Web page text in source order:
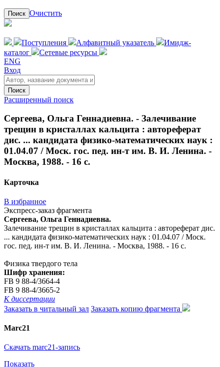
Поиск Очистить
Поступления Алфавитный указатель
Имидж-
каталог
Сетевые ресурсы
ENG
Вход
Поиск
Расширенный поиск
Сергеева, Ольга Геннадиевна. - Залечивание
трещин в кристаллах кальцита : автореферат
дис. ... кандидата физико-математических наук :
01.04.07 / Моск. гос. пед. ин-т им. В. И. Ленина. -
Москва, 1988. - 16 с.
Карточка
В избранное
Экспресс-заказ фрагмента
Сергеева, Ольга Геннадиевна.
Залечивание трещин в кристаллах кальцита : автореферат дис.
... кандидата физико-математических наук : 01.04.07 / Моск.
гос. пед. ин-т им. В. И. Ленина. - Москва, 1988. - 16 с.
Физика твердого тела
Шифр хранения:
FB 9 88-4/3664-4
FB 9 88-4/3665-2
К диссертации
Заказать в читальный зал Заказать копию фрагмента
Marc21
Скачать marc21-запись
Показать